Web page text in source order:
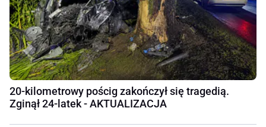
20-kilometrowy pościg zakończył się tragedią.
Zginął 24-latek - AKTUALIZACJA